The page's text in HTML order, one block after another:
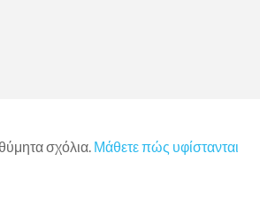
σχόλια. Μάθετε πώς υφίστανται